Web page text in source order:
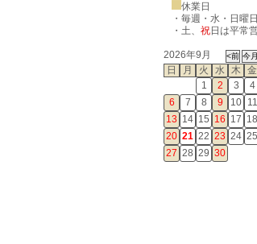
休業日
・毎週・水・日曜日
・ 土、 祝日は平常
2026年9月
日
月 火 水 木 金
1
2 3 4
6
7 8 9 10 11
13 14 15 16 17 18
20 21 22 23 24 25
27 28 29 30